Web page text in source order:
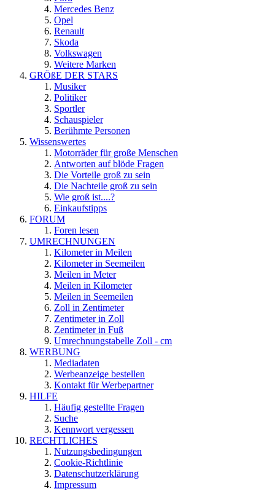
Mercedes Benz
Opel
Renault
Skoda
Volkswagen
Weitere Marken
GRÖßE DER STARS
Musiker
Politiker
Sportler
Schauspieler
Berühmte Personen
Wissenswertes
Motorräder für große Menschen
Antworten auf blöde Fragen
Die Vorteile groß zu sein
Die Nachteile groß zu sein
Wie groß ist....?
Einkaufstipps
FORUM
Foren lesen
UMRECHNUNGEN
Kilometer in Meilen
Kilometer in Seemeilen
Meilen in Meter
Meilen in Kilometer
Meilen in Seemeilen
Zoll in Zentimeter
Zentimeter in Zoll
Zentimeter in Fuß
Umrechnungstabelle Zoll - cm
WERBUNG
Mediadaten
Werbeanzeige bestellen
Kontakt für Werbepartner
HILFE
Häufig gestellte Fragen
Suche
Kennwort vergessen
RECHTLICHES
Nutzungsbedingungen
Cookie-Richtlinie
Datenschutzerklärung
Impressum